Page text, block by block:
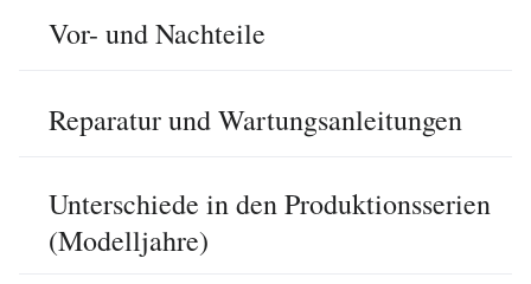
Vor- und Nachteile
Reparatur und Wartungsanleitungen
Unterschiede in den Produktionsserien
(Modelljahre)